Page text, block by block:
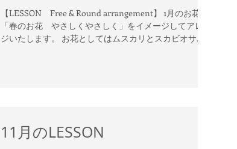
【LESSON Free & Round arrangement】 1月のお花は
「春のお花 やさしくやさしく」をイメージしてアレン
ジいたします。 お花としてはムスカリとスカビオサ...市
11月のLESSON